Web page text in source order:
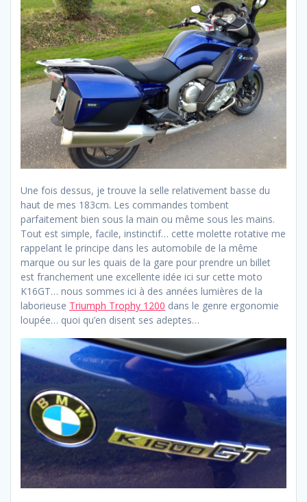
Une fois dessus, je trouve la selle relativement basse du
haut de mes 183cm. Les commandes tombent
parfaitement bien sous la main ou même sous les mains.
Tout est simple, facile, instinctif… cette molette rotative me
rappelant le principe dans les automobile de la même
marque ou sur les quais de la gare pour prendre un billet
est franchement une excellente idée ici sur cette moto
K16GT… nous sommes ici à des années lumières de la
laborieuse Triumph Trophy 1200 dans le genre ergonomie
loupée… quoi qu’en disent ses adeptes…